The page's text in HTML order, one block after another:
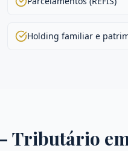
Holding familiar e
Tributário